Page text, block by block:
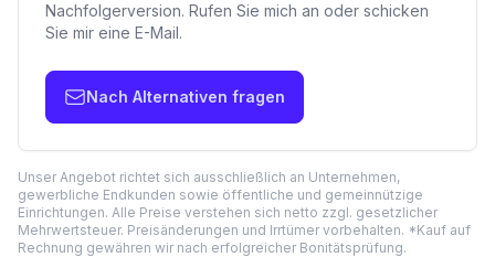
Nachfolgerversion. Rufen Sie mich an oder schicken
Sie mir eine E-Mail.
Nach Alternativen fragen
Unser Angebot richtet sich ausschließlich an Unternehmen,
gewerbliche Endkunden sowie öffentliche und gemeinnützige
Einrichtungen. Alle Preise verstehen sich netto zzgl. gesetzlicher
Mehrwertsteuer. Preisänderungen und Irrtümer vorbehalten. *Kauf auf
Rechnung gewähren wir nach erfolgreicher Bonitätsprüfung.